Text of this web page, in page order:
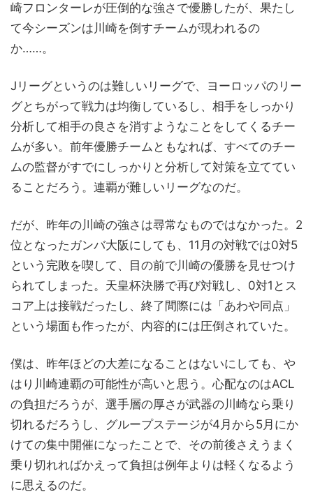
崎フロンターレが圧倒的な強さで優勝したが、果たし
て今シーズンは川崎を倒すチームが現われるの
か……。
Jリーグというのは難しいリーグで、ヨーロッパのリー
グとちがって戦力は均衡しているし、相手をしっかり
分析して相手の良さを消すようなことをしてくるチー
ムが多い。前年優勝チームともなれば、すべてのチー
ムの監督がすでにしっかりと分析して対策を立ててい
ることだろう。連覇が難しいリーグなのだ。
だが、昨年の川崎の強さは尋常なものではなかった。2
位となったガンバ大阪にしても、11月の対戦では0対5
という完敗を喫して、目の前で川崎の優勝を見せつけ
られてしまった。天皇杯決勝で再び対戦し、0対1とス
コア上は接戦だったし、終了間際には「あわや同点」
という場面も作ったが、内容的には圧倒されていた。
僕は、昨年ほどの大差になることはないにしても、や
はり川崎連覇の可能性が高いと思う。心配なのはACL
の負担だろうが、選手層の厚さが武器の川崎なら乗り
切れるだろうし、グループステージが4月から5月にか
けての集中開催になったことで、その前後さえうまく
乗り切れればかえって負担は例年よりは軽くなるよう
に思えるのだ。